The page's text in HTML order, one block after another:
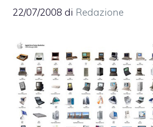
22/07/2008 di Redazione